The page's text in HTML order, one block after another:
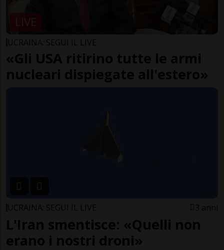
LIVE
UCRAINA: SEGUI IL LIVE
«Gli USA ritirino tutte le armi
nucleari dispiegate all'estero»
UCRAINA: SEGUI IL LIVE 3 anni
L'Iran smentisce: «Quelli non
erano i nostri droni»